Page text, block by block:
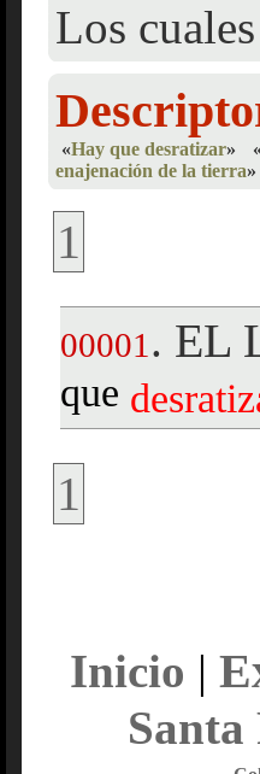
Los
«Hay que desratizar»
enajenación de la tierra»
1
00001 . EL
que
1
Inicio |
Santa